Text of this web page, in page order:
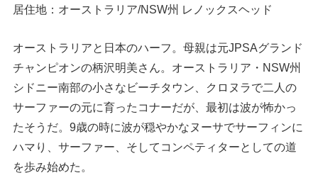
居住地：オーストラリア/NSW州 レノックスヘッド
オーストラリアと日本のハーフ。母親は元JPSAグランド
チャンピオンの柄沢明美さん。オーストラリア・NSW州
シドニー南部の小さなビーチタウン、クロヌラで二人の
サーファーの元に育ったコナーだが、最初は波が怖かっ
たそうだ。9歳の時に波が穏やかなヌーサでサーフィンに
ハマり、サーファー、そしてコンペティターとしての道
を歩み始めた。